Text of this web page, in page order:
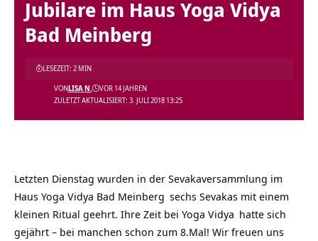
Jubilare im Haus Yoga Vidya
Bad Meinberg
ZULETZT AKTUALISIERT: 3. JULI 2018 13:25
VONLISA N. VOR 14 JAHREN
LESEZEIT: 2 MIN
Letzten Dienstag wurden in der Sevakaversammlung im
Haus Yoga Vidya Bad Meinberg sechs Sevakas mit einem
kleinen Ritual geehrt. Ihre Zeit bei Yoga Vidya hatte sich
gejährt – bei manchen schon zum 8.Mal! Wir freuen uns